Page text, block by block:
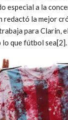
especial a la
redactó la mejor
para Clarín,
que fútbol sea[2].